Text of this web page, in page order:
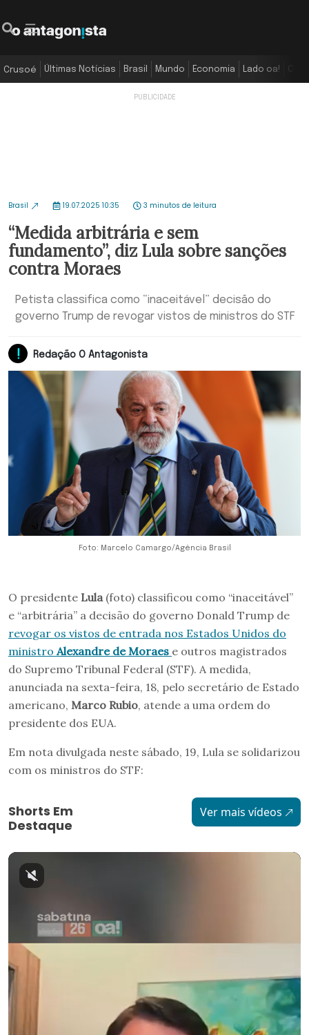
Crusoé Últimas Notícias Brasil Mundo Economia Lado oa!
Brasil 19.07.2025 10:35 3 minutos de leitura
“Medida arbitrária e sem
fundamento”, diz Lula sobre sanções
contra Moraes
Petista classifica como “inaceitável” decisão do
governo Trump de revogar vistos de ministros do STF
Redação O Antagonista
Foto: Marcelo Camargo/Agência Brasil
O presidente Lula (foto) classificou como “inaceitável”
e “arbitrária” a decisão do governo Donald Trump de
revogar os vistos de entrada nos Estados Unidos do
ministro Alexandre de Moraes e outros magistrados
do Supremo Tribunal Federal (STF). A medida,
anunciada na sexta-feira, 18, pelo secretário de Estado
americano, Marco Rubio, atende a uma ordem do
presidente dos EUA.
Em nota divulgada neste sábado, 19, Lula se solidarizou
com os ministros do STF:
Shorts Em
Destaque
Ver mais vídeos